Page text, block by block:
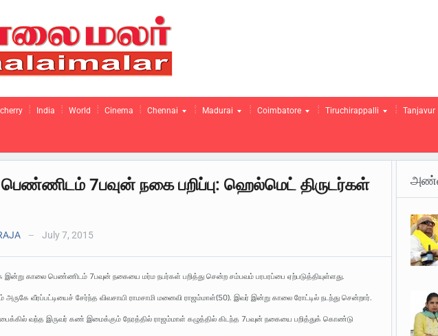
India World Cinema Chennai Madurai Coimbatore Tiruchirappalli Tanjavur
7பவுன் நகை பறிப்பு: ஹெல்மெட் திருடர்கள்
— July 7, 2015
இன்று காலை பெண்ணிடம் 7பவுன் நகையை மர்ம நபர்கள் பறித்து சென்ற சம்பவம் பரபரப்பை ஏற்படுத்தியுள்ளது.
அருகே வீரப்பட்டியைச் சேர்ந்த விவசாயி ராமசாமி மனைவி ராஜம்மாள்(50). இவர் இன்று காலை ரோட்டில் நடந்து சென்றார்.
வந்த இருவர் கண் இமைக்கும் நேரத்தில் ராஜம்மாள் கழுத்தில் கிடந்த 7பவுன் நகையை பறித்துக் கொண்டு